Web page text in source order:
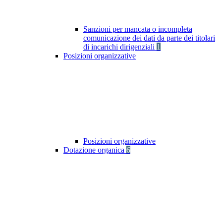
Sanzioni per mancata o incompleta
comunicazione dei dati da parte dei titolari
di incarichi dirigenziali 1
Posizioni organizzative
Posizioni organizzative
Dotazione organica 6